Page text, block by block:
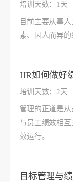
培训天数：1天
目前主要从事
素、因人而异
HR如何做好
培训天数：2天
管理的正道是
与员工绩效相
效运行。
目标管理与